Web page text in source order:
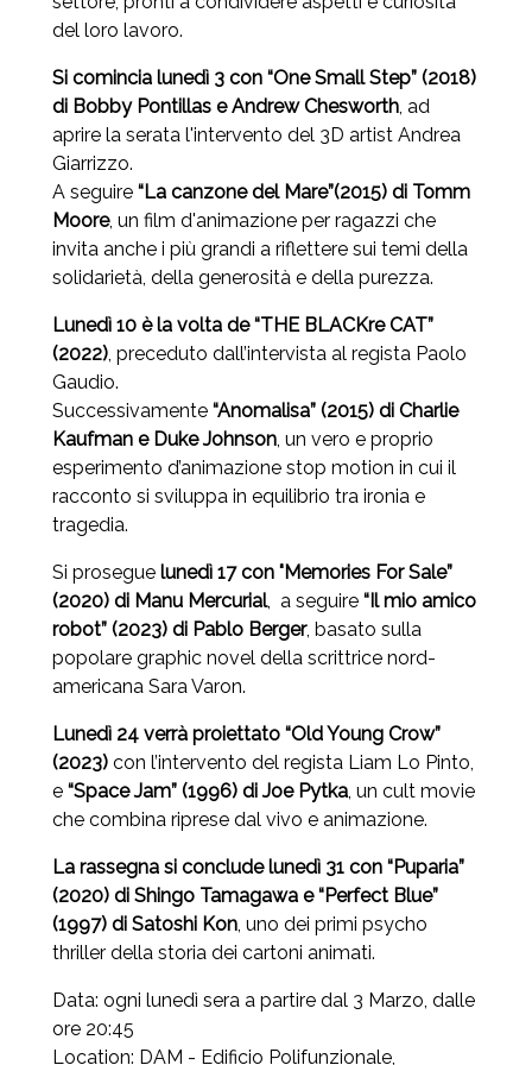
del loro lavoro.
Si comincia lunedì 3 con “One Small Step” (2018)
di Bobby Pontillas e Andrew Chesworth, ad
aprire la serata l'intervento del 3D artist Andrea
Giarrizzo.
A seguire “La canzone del Mare”(2015) di Tomm
Moore, un film d'animazione per ragazzi che
invita anche i più grandi a riflettere sui temi della
solidarietà, della generosità e della purezza.
Lunedì 10 è la volta de “THE BLACKre CAT”
(2022), preceduto dall’intervista al regista Paolo
Gaudio.
Successivamente“Anomalisa” (2015) di Charlie
Kaufman e Duke Johnson, un vero e proprio
esperimento d’animazione stop motion in cui il
racconto si sviluppa in equilibrio tra ironia e
tragedia.
Si proseguelunedì 17 con "Memories For Sale”
(2020) di Manu Mercurial, a seguire“Il mio amico
robot” (2023) di Pablo Berger, basato sulla
popolare graphic novel della scrittrice nord-
americana Sara Varon.
Lunedì 24 verrà proiettato “Old Young Crow”
(2023)con l’intervento del regista Liam Lo Pinto,
e“Space Jam” (1996) di Joe Pytka, un cult movie
che combina riprese dal vivo e animazione.
La rassegna si conclude lunedì 31 con “Puparia”
(2020) di Shingo Tamagawa e “Perfect Blue”
(1997) di Satoshi Kon, uno dei primi psycho
thriller della storia dei cartoni animati.
Data: ogni lunedì sera a partire dal 3 Marzo, dalle
ore 20:45
Location: DAM - Edificio Polifunzionale,